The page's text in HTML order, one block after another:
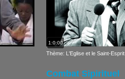
1:0:00
Thème: L'Eglise et le Saint-Esprit
Combat Sipirituel